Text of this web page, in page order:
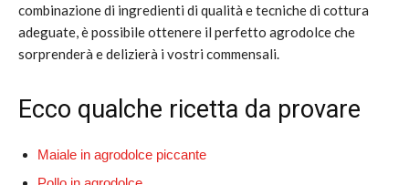
combinazione di ingredienti di qualità e tecniche di cottura
adeguate, è possibile ottenere il perfetto agrodolce che
sorprenderà e delizierà i vostri commensali.
Ecco qualche ricetta da provare
Maiale in agrodolce piccante